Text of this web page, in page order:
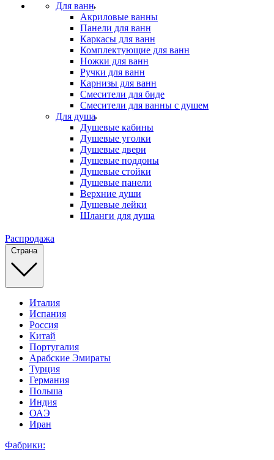
Для ванн
Акриловые ванны
Панели для ванн
Каркасы для ванн
Комплектующие для ванн
Ножки для ванн
Ручки для ванн
Карнизы для ванн
Смесители для биде
Смесители для ванны с душем
Для душа
Душевые кабины
Душевые уголки
Душевые двери
Душевые поддоны
Душевые стойки
Душевые панели
Верхние души
Душевые лейки
Шланги для душа
Распродажа
Страна
Италия
Испания
Россия
Китай
Португалия
Арабские Эмираты
Турция
Германия
Польша
Индия
ОАЭ
Иран
Фабрики: